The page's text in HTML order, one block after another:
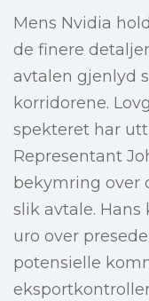
Mens Nvidia
de finere
avtalen gjenlyd
korridorene.
spekteret har
Representant
bekymring over
slik avtale.
uro over
potensielle